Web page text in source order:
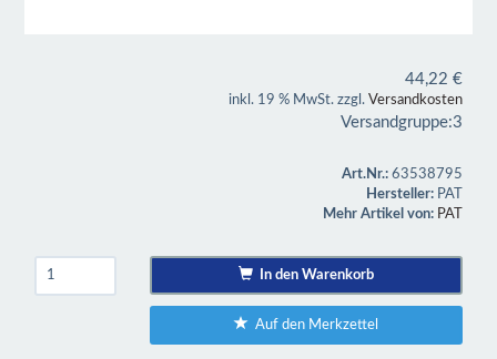
44,22 €
inkl. 19 % MwSt. zzgl. Versandkosten
Versandgruppe:3
Art.Nr.: 63538795
Hersteller: PAT
Mehr Artikel von: PAT
In den Warenkorb
Auf den Merkzettel